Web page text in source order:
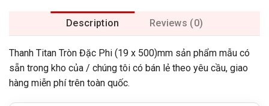
Description Reviews (0)
Thanh Titan Tròn Đặc Phi (19 x 500)mm sản phẩm mẫu có
sẵn trong kho của / chúng tôi có bán lẻ theo yêu cầu, giao
hàng miễn phí trên toàn quốc.